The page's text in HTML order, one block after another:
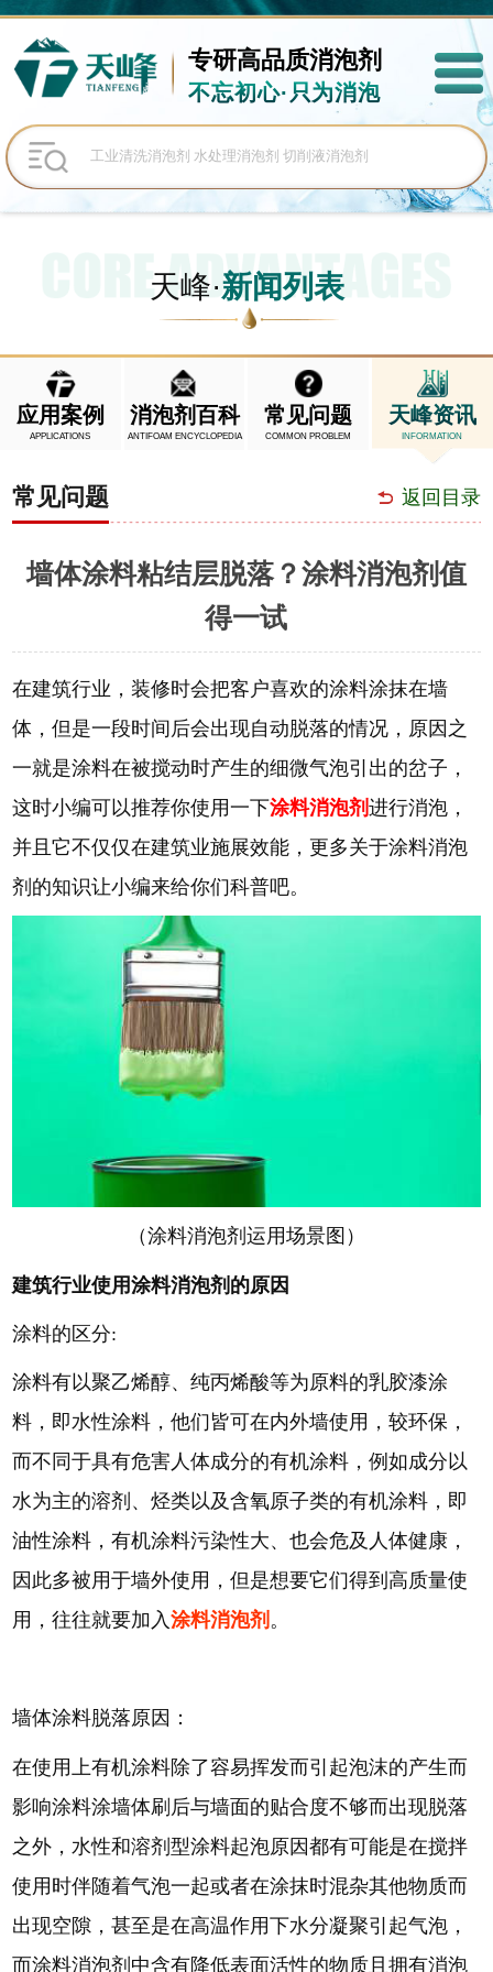
专研高品质消泡剂
不忘初心·只为消泡
天峰·新闻列表
应用案例
APPLICATIONS
消泡剂百科
ANTIFOAM ENCYCLOPEDIA
常见问题
COMMON PROBLEM
天峰资讯
INFORMATION
常见问题 返回目录
墙体涂料粘结层脱落？涂料消泡剂值
得一试
在建筑行业，装修时会把客户喜欢的涂料涂抹在墙
体，但是一段时间后会出现自动脱落的情况，原因之
一就是涂料在被搅动时产生的细微气泡引出的岔子，
这时小编可以推荐你使用一下涂料消泡剂进行消泡，
并且它不仅仅在建筑业施展效能，更多关于涂料消泡
剂的知识让小编来给你们科普吧。
（涂料消泡剂运用场景图）
建筑行业使用涂料消泡剂的原因
涂料的区分:
涂料有以聚乙烯醇、纯丙烯酸等为原料的乳胶漆涂
料，即水性涂料，他们皆可在内外墙使用，较环保，
而不同于具有危害人体成分的有机涂料，例如成分以
水为主的溶剂、烃类以及含氧原子类的有机涂料，即
油性涂料，有机涂料污染性大、也会危及人体健康，
因此多被用于墙外使用，但是想要它们得到高质量使
用，往往就要加入涂料消泡剂 。
墙体涂料脱落原因：
在使用上有机涂料除了容易挥发而引起泡沫的产生而
影响涂料涂墙体刷后与墙面的贴合度不够而出现脱落
之外，水性和溶剂型涂料起泡原因都有可能是在搅拌
使用时伴随着气泡一起或者在涂抹时混杂其他物质而
出现空隙，甚至是在高温作用下水分凝聚引起气泡，
而涂料消泡剂中含有降低表面活性的物质且拥有消泡